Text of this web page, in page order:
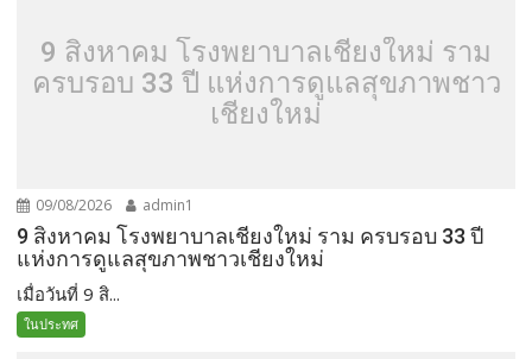
9 สิงหาคม โรงพยาบาลเชียงใหม่ ราม
ครบรอบ 33 ปี แห่งการดูแลสุขภาพชาว
เชียงใหม่
09/08/2026 admin1
9 สิงหาคม โรงพยาบาลเชียงใหม่ ราม ครบรอบ 33 ปี
แห่งการดูแลสุขภาพชาวเชียงใหม่
เมื่อวันที่ 9 สิ...
ในประทศ